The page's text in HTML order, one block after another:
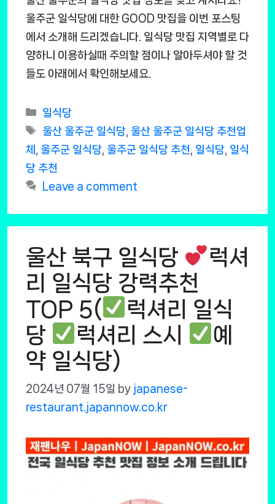
울주군 일식당에 대한 GOOD 맛집을 이번 포스팅
에서 소개해 드리겠습니다. 일식당 맛집 지역별로 다
양하니 이용하실때 주의할 점이나 알아두셔야 할 것
들도 아래에서 확인해보세요.
Categories
일식당
Tags
울산 울주군 일식당 울산 울주군 일식당 추천업
체
울주군 일식당 울주군 일식당 추천 일식당 일식
당 추천
Leave a comment
울산 북구 일식당
럭셔
리 일식당 강력추천
TOP 5(
럭셔리 일식
당
럭셔리 스시
예
약 일식당)
2024년 07월 15일 by japanese-
restaurant.japannow.co.kr